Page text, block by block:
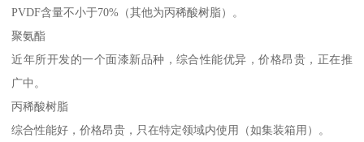
PVDF含量不小于70%（其他为丙稀酸树脂）。
聚氨酯
近年所开发的一个面漆新品种，综合性能优异，价格昂贵，正在推
广中。
丙稀酸树脂
综合性能好，价格昂贵，只在特定领域内使用（如集装箱用）。